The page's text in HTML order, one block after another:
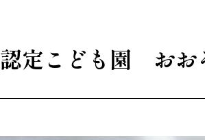
認定こども園 おお